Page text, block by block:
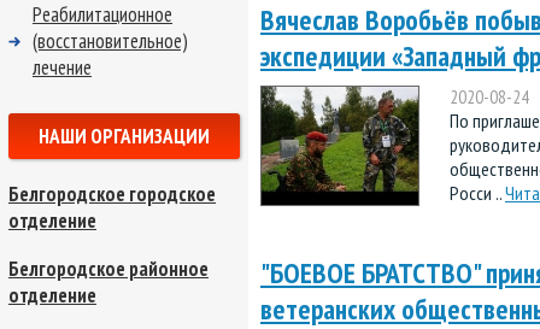
Вячеслав Воробьёв
экспедиции «Западный
2020-08-24
По
Росси ..
"БОЕВОЕ БРАТСТВО"
ветеранских
Реабилитационное
(восстановительное)
лечение
НАШИ ОРГАНИЗАЦИИ
Белгородское городское
отделение
Белгородское районное
отделение